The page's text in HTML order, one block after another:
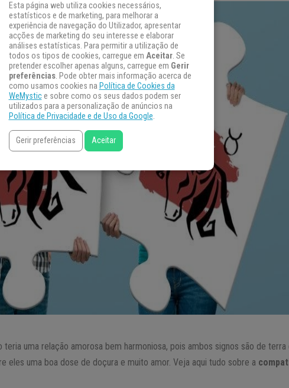
uma relação amorosa bem harmoniosa, pois ambos signos são de terra
eles uma boa dose de doçura e muito amor. Veja aqui tudo sobre a
Esta página web utiliza cookies necessários,
estatísticos e de marketing, para melhorar a
experiência de navegação do Utilizador, apresentar
acções de marketing do seu interesse e elaborar
análises estatísticas. Para permitir a utilização de
todos os tipos de cookies, carregue em Aceitar. Se
pretender escolher apenas alguns, carregue em Gerir
preferências. Pode obter mais informação acerca de
como usamos cookies na Política de Cookies da
WeMystice sobre como os seus dados podem ser
utilizados para a personalização de anúncios na
Política de Privacidade e de Uso da Google.
Gerir preferências Aceitar